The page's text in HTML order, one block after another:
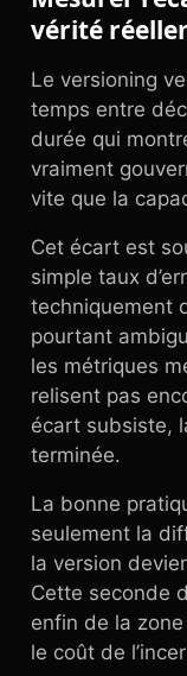
vérité
Le versioning
temps entre
durée qui
vraiment
vite que la
Cet écart est
simple taux
techniquement
pourtant
les métriques
relisent pas
écart subsiste,
terminée.
La bonne
seulement la
la version
Cette seconde
enfin de la
le coût de